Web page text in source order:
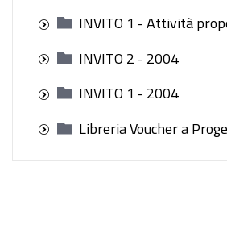
INVITO 1 - Attività
INVITO 2 - 2004
INVITO 1 - 2004
Libreria Voucher a